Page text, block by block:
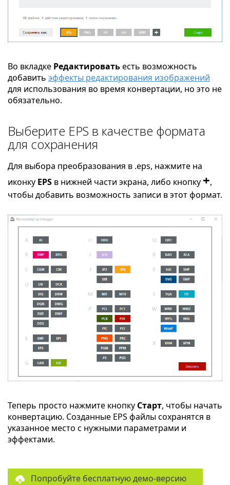
Во вкладке Редактироватьесть возможность
добавить эффекты редактирования изображений
для использования во время конвертации, но это не
обязательно.
Выберите EPS в качестве формата
для сохранения
Для выбора преобразования в .eps, нажмите на
иконку EPS в нижней части экрана, либо кнопку +,
чтобы добавить возможность записи в этот формат.
Теперь просто нажмите кнопку Старт, чтобы начать
конвертацию. Созданные EPS файлы сохранятся в
указанное место с нужными параметрами и
эффектами.
Попробуйте бесплатную демо-версию